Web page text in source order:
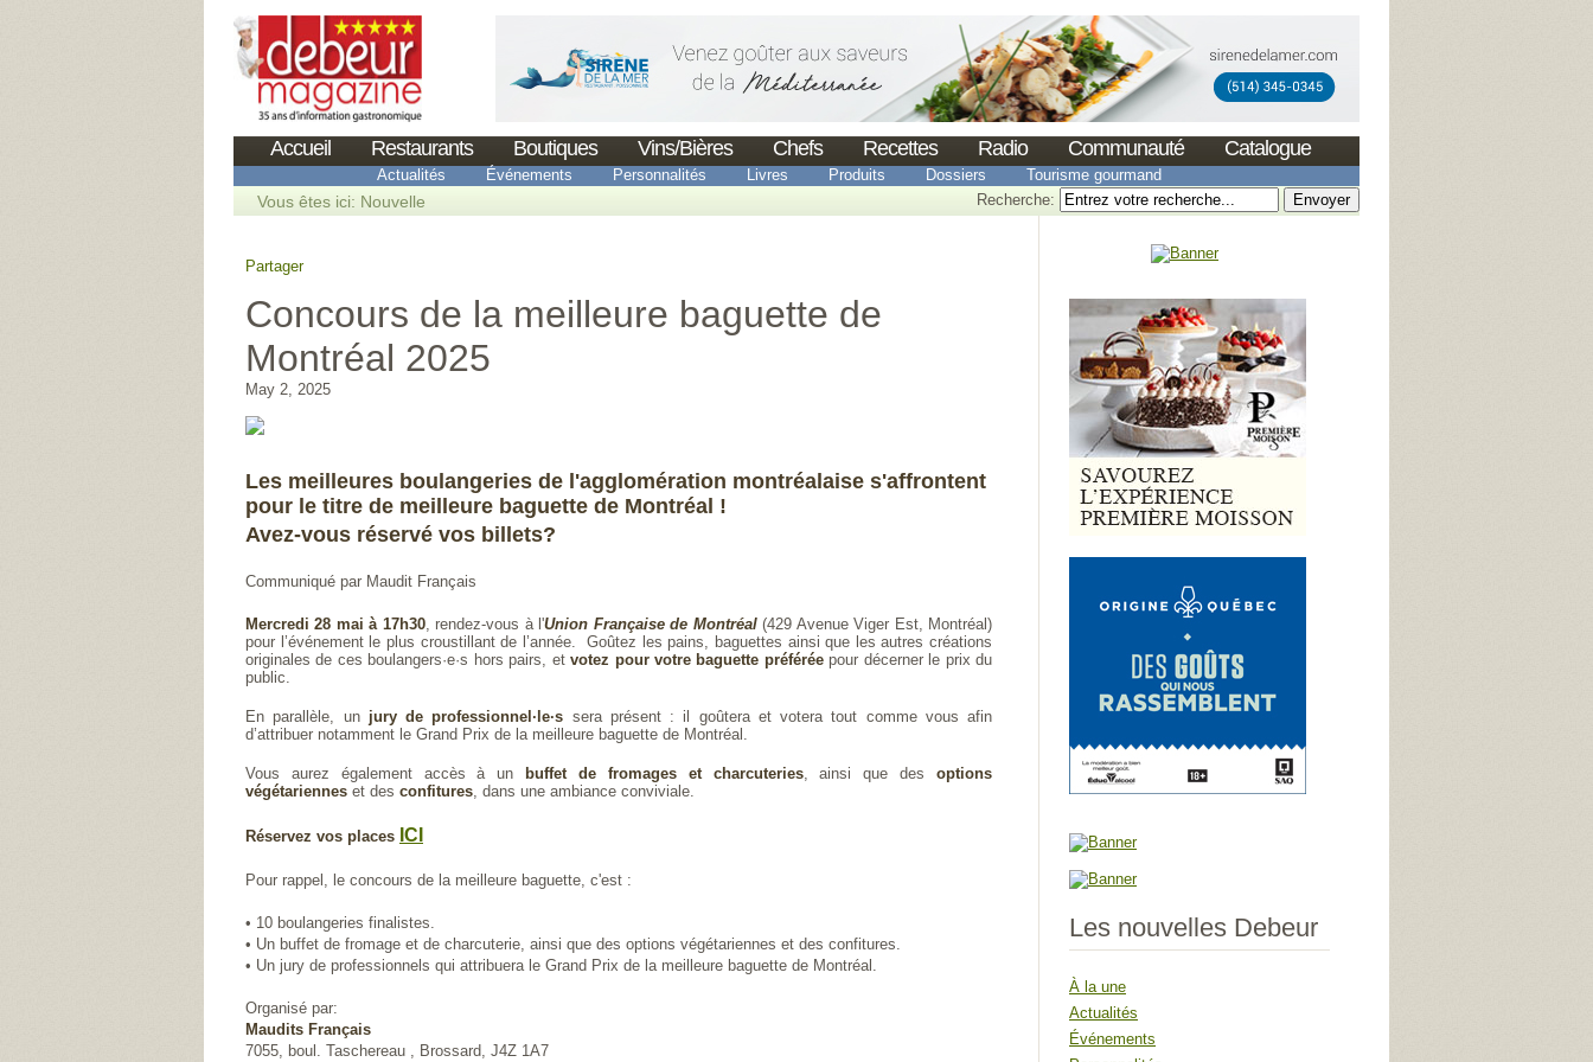
Accueil Restaurants Boutiques Vins/Bières Chefs Recettes Radio Communauté Catalogue
Actualités Événements Personnalités Livres Produits Dossiers Tourisme gourmand
Vous êtes ici: Nouvelle Recherche:
Partager
Concours de la meilleure baguette de
Montréal 2025
May 2, 2025
Les meilleures boulangeries de l'agglomération montréalaise s'affrontent
pour le titre de meilleure baguette de Montréal !
Avez-vous réservé vos billets?
Communiqué par Maudit Français
Mercredi 28 mai à 17h30, rendez-vous à l'Union Française de Montréal(429 Avenue Viger Est, Montréal)
pour l’événement le plus croustillant de l’année. Goûtez les pains, baguettes ainsi que les autres créations
originales de ces boulangers·e·s hors pairs, etvotez pour votre baguette préféréepour décerner le prix du
public.
En parallèle, un jury de professionnel·le·s sera présent : il goûtera et votera tout comme vous afin
d’attribuer notamment le Grand Prix de la meilleure baguette de Montréal.
Vous aurez également accès à un buffet de fromages et charcuteries, ainsi que desoptions
végétariennes et des confitures, dans une ambiance conviviale.
Réservez vos places ICI
Pour rappel, le concours de la meilleure baguette, c'est :
• 10 boulangeries finalistes.
• Un buffet de fromage et de charcuterie, ainsi que des options végétariennes et des confitures.
• Un jury de professionnels qui attribuera le Grand Prix de la meilleure baguette de Montréal.
Organisé par:
Maudits Français
7055, boul. Taschereau , Brossard, J4Z 1A7
Les nouvelles Debeur
À la une
Actualités
Événements